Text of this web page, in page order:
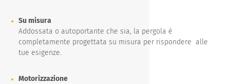
Su misura
Addossata o autoportante che sia, la pergola è
completamente progettata su misura per rispondere alle
tue esigenze.
Motorizzazione